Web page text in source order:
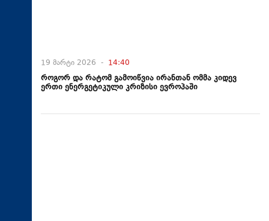
19 მარტი 2026 - 14:40
როგორ და რატომ გამოიწვია ირანთან ომმა კიდევ
ერთი ენერგეტიკული კრიზისი ევროპაში